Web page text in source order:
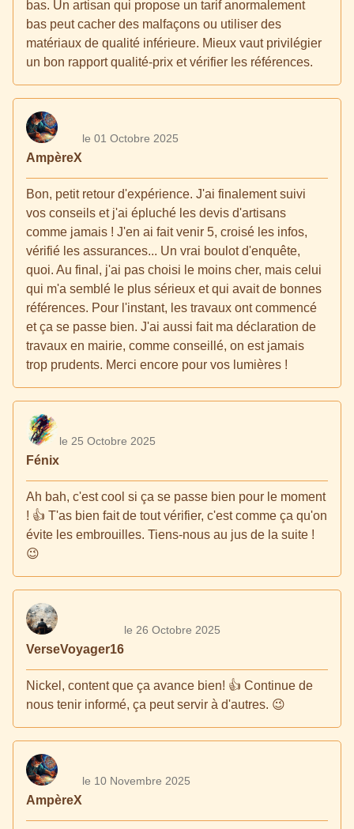
bas. Un artisan qui propose un tarif anormalement
bas peut cacher des malfaçons ou utiliser des
matériaux de qualité inférieure. Mieux vaut privilégier
un bon rapport qualité-prix et vérifier les références.
AmpèreX
le 01 Octobre 2025
Bon, petit retour d'expérience. J'ai finalement suivi
vos conseils et j'ai épluché les devis d'artisans
comme jamais ! J'en ai fait venir 5, croisé les infos,
vérifié les assurances... Un vrai boulot d'enquête,
quoi. Au final, j'ai pas choisi le moins cher, mais celui
qui m'a semblé le plus sérieux et qui avait de bonnes
références. Pour l'instant, les travaux ont commencé
et ça se passe bien. J'ai aussi fait ma déclaration de
travaux en mairie, comme conseillé, on est jamais
trop prudents. Merci encore pour vos lumières !
Fénix
le 25 Octobre 2025
Ah bah, c'est cool si ça se passe bien pour le moment
! 👍 T'as bien fait de tout vérifier, c'est comme ça qu'on
évite les embrouilles. Tiens-nous au jus de la suite !
😉
VerseVoyager16
le 26 Octobre 2025
Nickel, content que ça avance bien! 👍 Continue de
nous tenir informé, ça peut servir à d'autres. 😉
AmpèreX
le 10 Novembre 2025